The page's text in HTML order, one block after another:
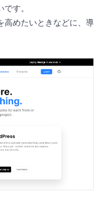
す。
高めたいときなどに、導